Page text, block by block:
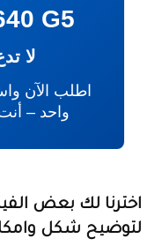
G5
لا
اطلب الآن
واحد – أنت
اخترنا لك بعض
لتوضيح شكل